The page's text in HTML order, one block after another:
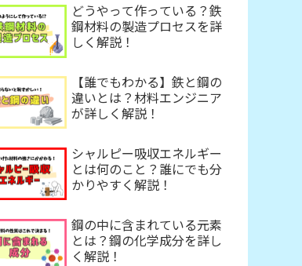
どうやって作っている？鉄
鋼材料の製造プロセスを詳
しく解説！
【誰でもわかる】鉄と鋼の
違いとは？材料エンジニア
が詳しく解説！
シャルピー吸収エネルギー
とは何のこと？誰にでも分
かりやすく解説！
鋼の中に含まれている元素
とは？鋼の化学成分を詳し
く解説！